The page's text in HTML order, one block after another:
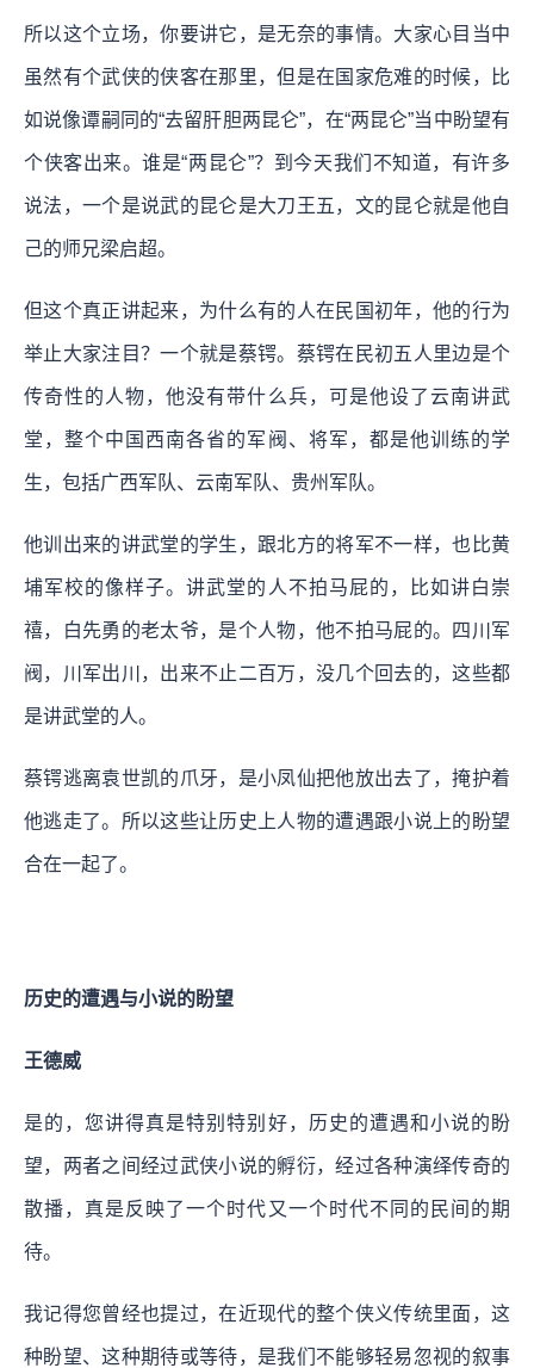
所以这个立场，你要讲它，是无奈的事情。大家心目当中
虽然有个武侠的侠客在那里，但是在国家危难的时候，比
如说像谭嗣同的“去留肝胆两昆仑”，在“两昆仑”当中盼望有
个侠客出来。谁是“两昆仑”？到今天我们不知道，有许多
说法，一个是说武的昆仑是大刀王五，文的昆仑就是他自
己的师兄梁启超。
但这个真正讲起来，为什么有的人在民国初年，他的行为
举止大家注目？一个就是蔡锷。蔡锷在民初五人里边是个
传奇性的人物，他没有带什么兵，可是他设了云南讲武
堂，整个中国西南各省的军阀、将军，都是他训练的学
生，包括广西军队、云南军队、贵州军队。
他训出来的讲武堂的学生，跟北方的将军不一样，也比黄
埔军校的像样子。讲武堂的人不拍马屁的，比如讲白崇
禧，白先勇的老太爷，是个人物，他不拍马屁的。四川军
阀，川军出川，出来不止二百万，没几个回去的，这些都
是讲武堂的人。
蔡锷逃离袁世凯的爪牙，是小凤仙把他放出去了，掩护着
他逃走了。所以这些让历史上人物的遭遇跟小说上的盼望
合在一起了。
历史的遭遇与小说的盼望
王德威
是的，您讲得真是特别特别好，历史的遭遇和小说的盼
望，两者之间经过武侠小说的孵衍，经过各种演绎传奇的
散播，真是反映了一个时代又一个时代不同的民间的期
待。
我记得您曾经也提过，在近现代的整个侠义传统里面，这
种盼望、这种期待或等待，是我们不能够轻易忽视的叙事